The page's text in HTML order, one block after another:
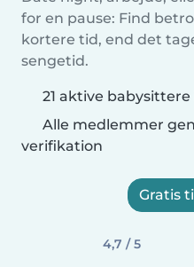
for en pause: Find
kortere tid, end det
sengetid.
21 aktive
Alle medlemmer
verifikation
Gratis
4,7 / 5